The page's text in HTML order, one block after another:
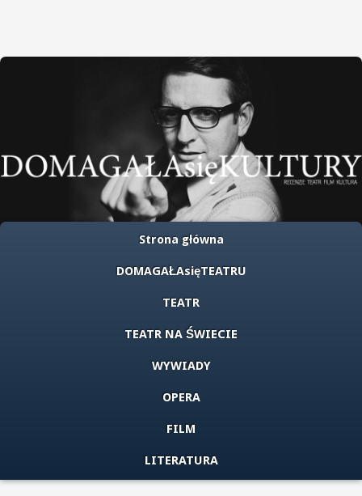
Strona główna
DOMAGAŁAsięTEATRU
TEATR
TEATR NA ŚWIECIE
WYWIADY
OPERA
FILM
LITERATURA